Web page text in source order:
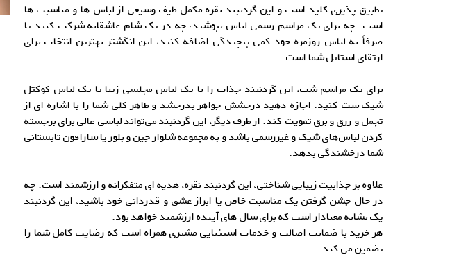
تطبیق پذیری کلید است و این گردنبند نقره مکمل طیف وسیعی از لباس ها و مناسبت ها
است. چه برای یک مراسم رسمی لباس بپوشید، چه در یک شام عاشقانه شرکت کنید یا
صرفاً به لباس روزمره خود کمی پیچیدگی اضافه کنید، این انگشتر بهترین انتخاب برای
ارتقای استایل شما است.
برای یک مراسم شب، این گردنبند جذاب را با یک لباس مجلسی زیبا یا یک لباس کوکتل
شیک ست کنید. اجازه دهید درخشش جواهر بدرخشد و ظاهر کلی شما را با اشاره ای از
تجمل و زرق و برق تقویت کند. از طرف دیگر، این گردنبند می‌تواند لباسی عالی برای برجسته
کردن لباس‌های شیک و غیررسمی باشد و به مجموعه شلوار جین و بلوز یا سارافون تابستانی
شما درخشندگی بدهد.
علاوه بر جذابیت زیبایی شناختی، این گردنبند نقره، هدیه ای متفکرانه و ارزشمند است. چه
در حال جشن گرفتن یک مناسبت خاص یا ابراز عشق و قدردانی خود باشید، این گردنبند
یک نشانه معنادار است که برای سال های آینده ارزشمند خواهد بود.
هر خرید با ضمانت اصالت و خدمات استثنایی مشتری همراه است که رضایت کامل شما را
تضمین می کند.